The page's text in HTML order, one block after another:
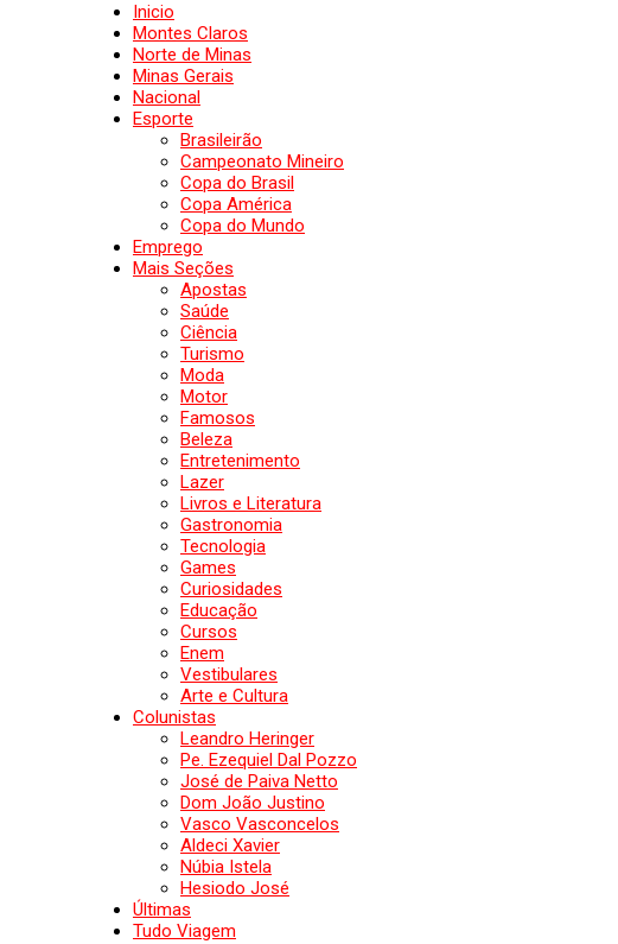
Inicio
Montes Claros
Norte de Minas
Minas Gerais
Nacional
Esporte
Brasileirão
Campeonato Mineiro
Copa do Brasil
Copa América
Copa do Mundo
Emprego
Mais Seções
Apostas
Saúde
Ciência
Turismo
Moda
Motor
Famosos
Beleza
Entretenimento
Lazer
Livros e Literatura
Gastronomia
Tecnologia
Games
Curiosidades
Educação
Cursos
Enem
Vestibulares
Arte e Cultura
Colunistas
Leandro Heringer
Pe. Ezequiel Dal Pozzo
José de Paiva Netto
Dom João Justino
Vasco Vasconcelos
Aldeci Xavier
Núbia Istela
Hesiodo José
Últimas
Tudo Viagem